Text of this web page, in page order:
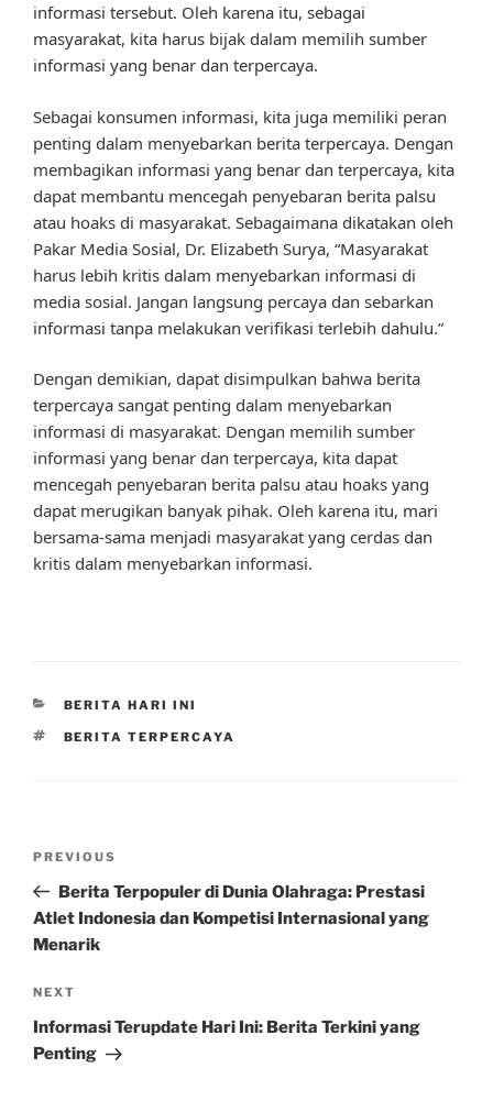
informasi tersebut. Oleh karena itu, sebagai
masyarakat, kita harus bijak dalam memilih sumber
informasi yang benar dan terpercaya.
Sebagai konsumen informasi, kita juga memiliki peran
penting dalam menyebarkan berita terpercaya. Dengan
membagikan informasi yang benar dan terpercaya, kita
dapat membantu mencegah penyebaran berita palsu
atau hoaks di masyarakat. Sebagaimana dikatakan oleh
Pakar Media Sosial, Dr. Elizabeth Surya, “Masyarakat
harus lebih kritis dalam menyebarkan informasi di
media sosial. Jangan langsung percaya dan sebarkan
informasi tanpa melakukan verifikasi terlebih dahulu.”
Dengan demikian, dapat disimpulkan bahwa berita
terpercaya sangat penting dalam menyebarkan
informasi di masyarakat. Dengan memilih sumber
informasi yang benar dan terpercaya, kita dapat
mencegah penyebaran berita palsu atau hoaks yang
dapat merugikan banyak pihak. Oleh karena itu, mari
bersama-sama menjadi masyarakat yang cerdas dan
kritis dalam menyebarkan informasi.
CATEGORIES
BERITA HARI INI
TAGS
BERITA TERPERCAYA
Previous
Post
PREVIOUS
Berita Terpopuler di Dunia Olahraga: Prestasi
Atlet Indonesia dan Kompetisi Internasional yang
Menarik
Next
Post
NEXT
Informasi Terupdate Hari Ini: Berita Terkini yang
Penting